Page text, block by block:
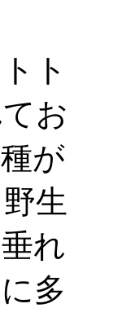
ト
お
が
生
れ
多